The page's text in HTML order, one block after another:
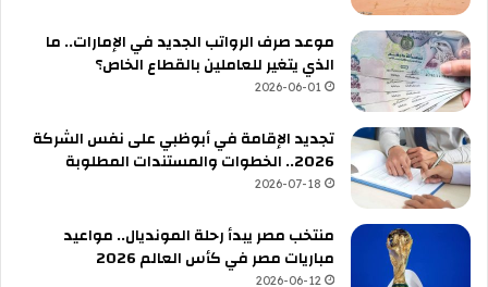
موعد صرف الرواتب الجديد في الإمارات.. ما
الذي يتغير للعاملين بالقطاع الخاص؟
2026-06-01
تجديد الإقامة في أبوظبي على نفس الشركة
2026.. الخطوات والمستندات المطلوبة
2026-07-18
منتخب مصر يبدأ رحلة المونديال.. مواعيد
مباريات مصر في كأس العالم 2026
2026-06-12